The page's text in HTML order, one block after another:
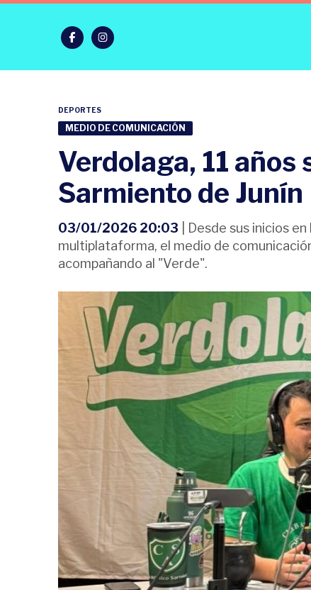
DEPORTES
MEDIO DE COMUNICACIÓN
Verdolaga, 11
Sarmiento de Junín
03/01/2026 20:03 | Desde sus inicios
multiplataforma, el medio de
acompañando al "Verde".